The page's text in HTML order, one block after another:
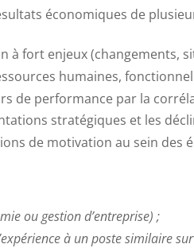
économiques de
fort enjeux (changements,
humaines,
de performance par la
stratégiques et les
de motivation au sein des
ou gestion d’entreprise) ;
à un poste similaire